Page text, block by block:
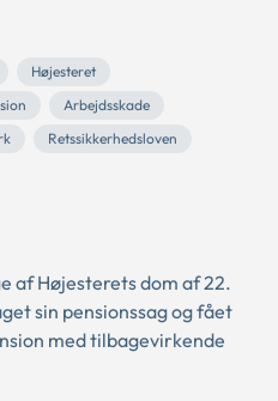
Højesteret
Arbejdsskade
Retssikkerhedsloven
af Højesterets dom af 22.
sin pensionssag og fået
med tilbagevirkende